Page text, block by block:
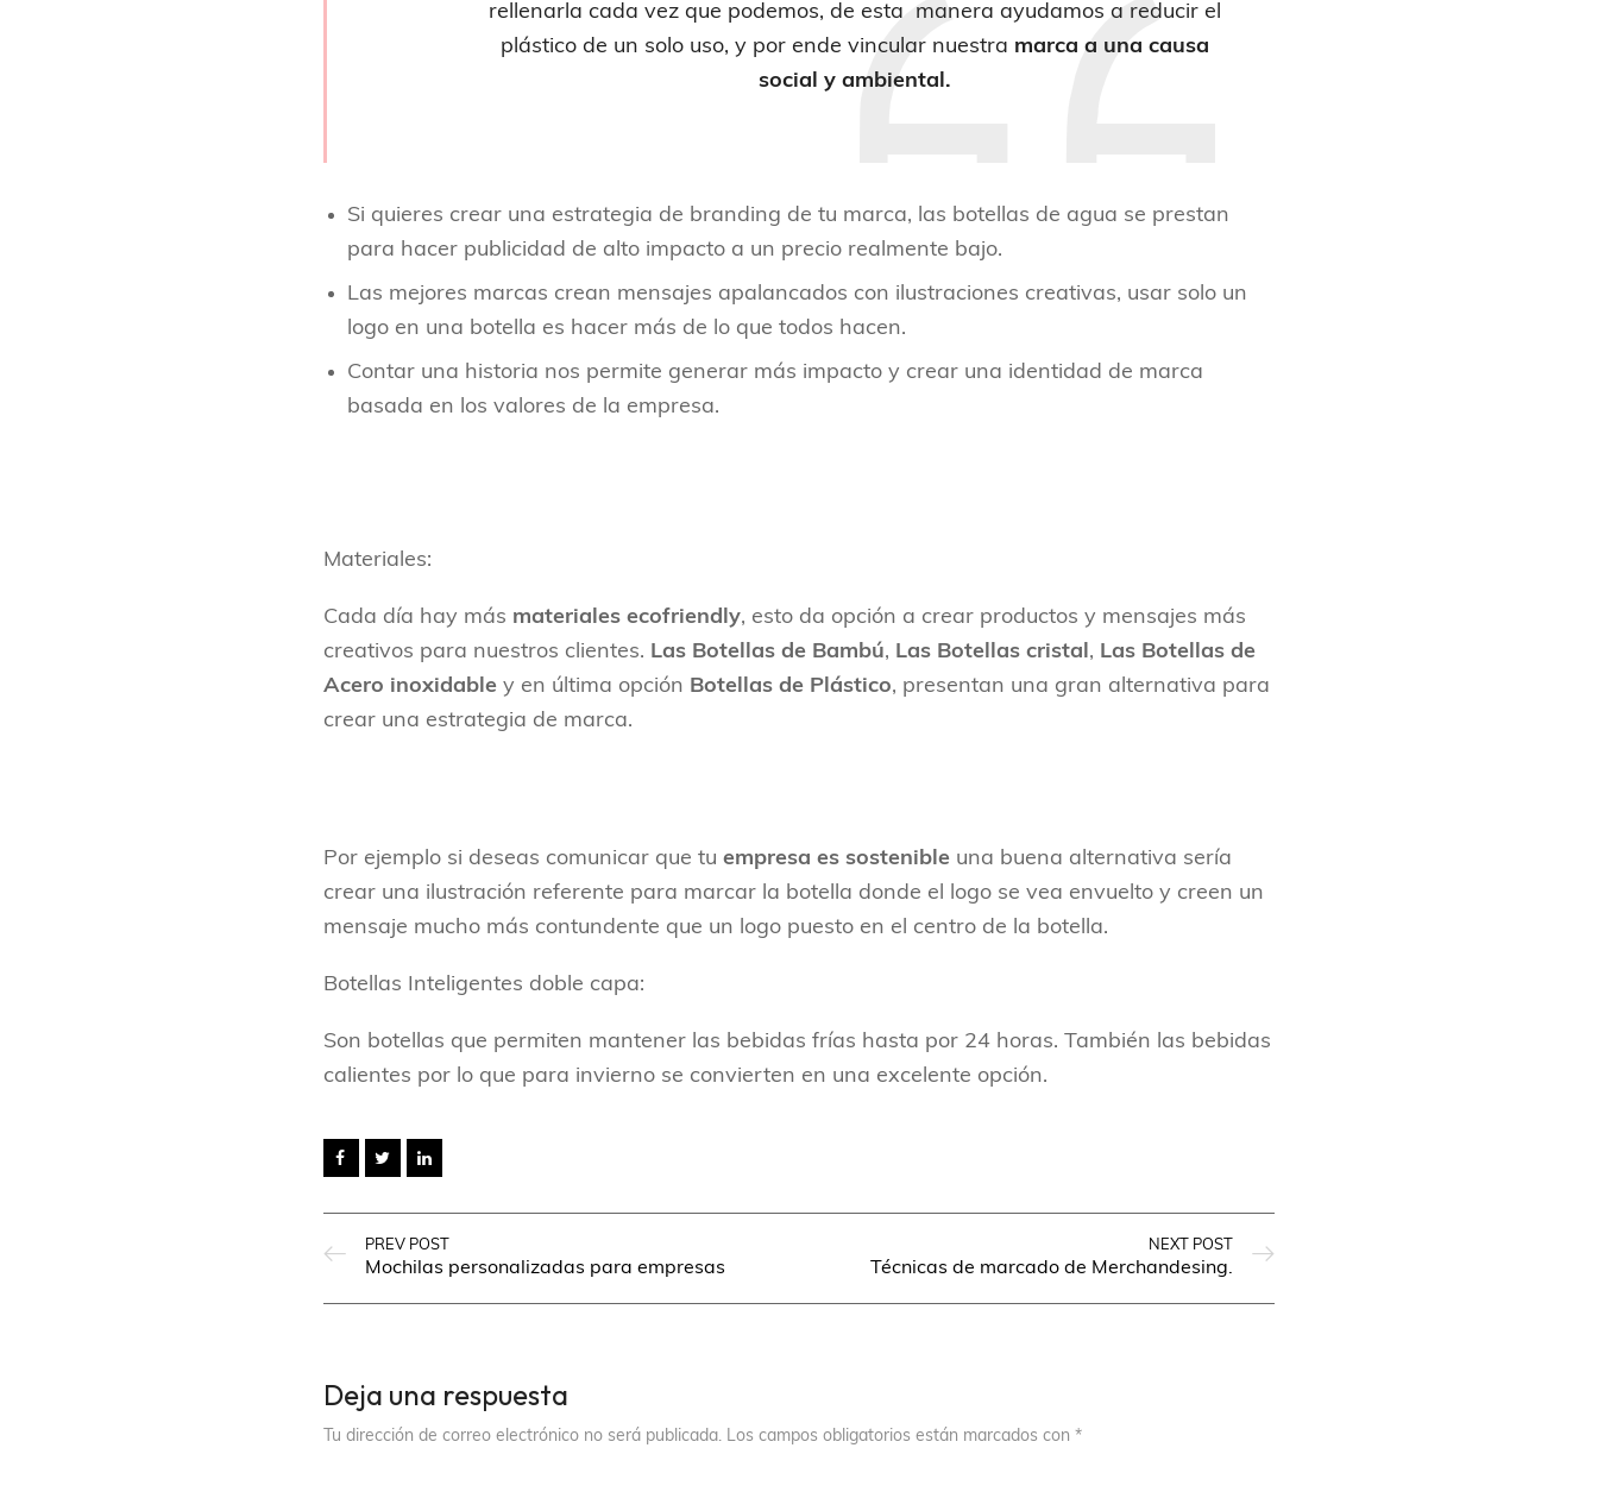
rellenarla cada vez que podemos, de esta manera ayudamos a reducir el
plástico de un solo uso, y por ende vincular nuestra marca a una causa
social y ambiental.
Si quieres crear una estrategia de branding de tu marca, las botellas de agua se prestan
para hacer publicidad de alto impacto a un precio realmente bajo.
Las mejores marcas crean mensajes apalancados con ilustraciones creativas, usar solo un
logo en una botella es hacer más de lo que todos hacen.
Contar una historia nos permite generar más impacto y crear una identidad de marca
basada en los valores de la empresa.
Materiales:
Cada día hay más materiales ecofriendly, esto da opción a crear productos y mensajes más
creativos para nuestros clientes. Las Botellas de Bambú, Las Botellas cristal, Las Botellas de
Acero inoxidable y en última opción Botellas de Plástico, presentan una gran alternativa para
crear una estrategia de marca.
Por ejemplo si deseas comunicar que tu empresa es sostenible una buena alternativa sería
crear una ilustración referente para marcar la botella donde el logo se vea envuelto y creen un
mensaje mucho más contundente que un logo puesto en el centro de la botella.
Botellas Inteligentes doble capa:
Son botellas que permiten mantener las bebidas frías hasta por 24 horas. También las bebidas
calientes por lo que para invierno se convierten en una excelente opción.
PREV POST
Mochilas personalizadas para empresas
NEXT POST
Técnicas de marcado de Merchandesing.
Deja una respuesta
Tu dirección de correo electrónico no será publicada. Los campos obligatorios están marcados con *